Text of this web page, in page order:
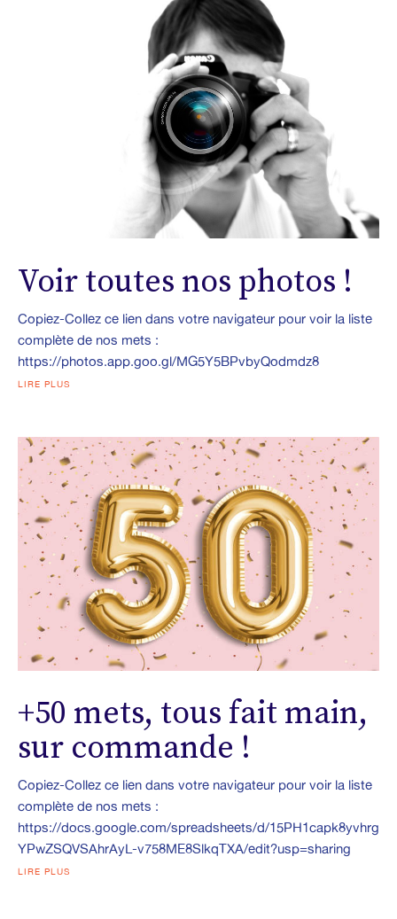
Voir toutes nos photos !
Copiez-Collez ce lien dans votre navigateur pour voir la liste
complète de nos mets :
https://photos.app.goo.gl/MG5Y5BPvbyQodmdz8
LIRE PLUS
+50 mets, tous fait main,
sur commande !
Copiez-Collez ce lien dans votre navigateur pour voir la liste
complète de nos mets :
https://docs.google.com/spreadsheets/d/15PH1capk8yvhrg
YPwZSQVSAhrAyL-v758ME8SlkqTXA/edit?usp=sharing
LIRE PLUS